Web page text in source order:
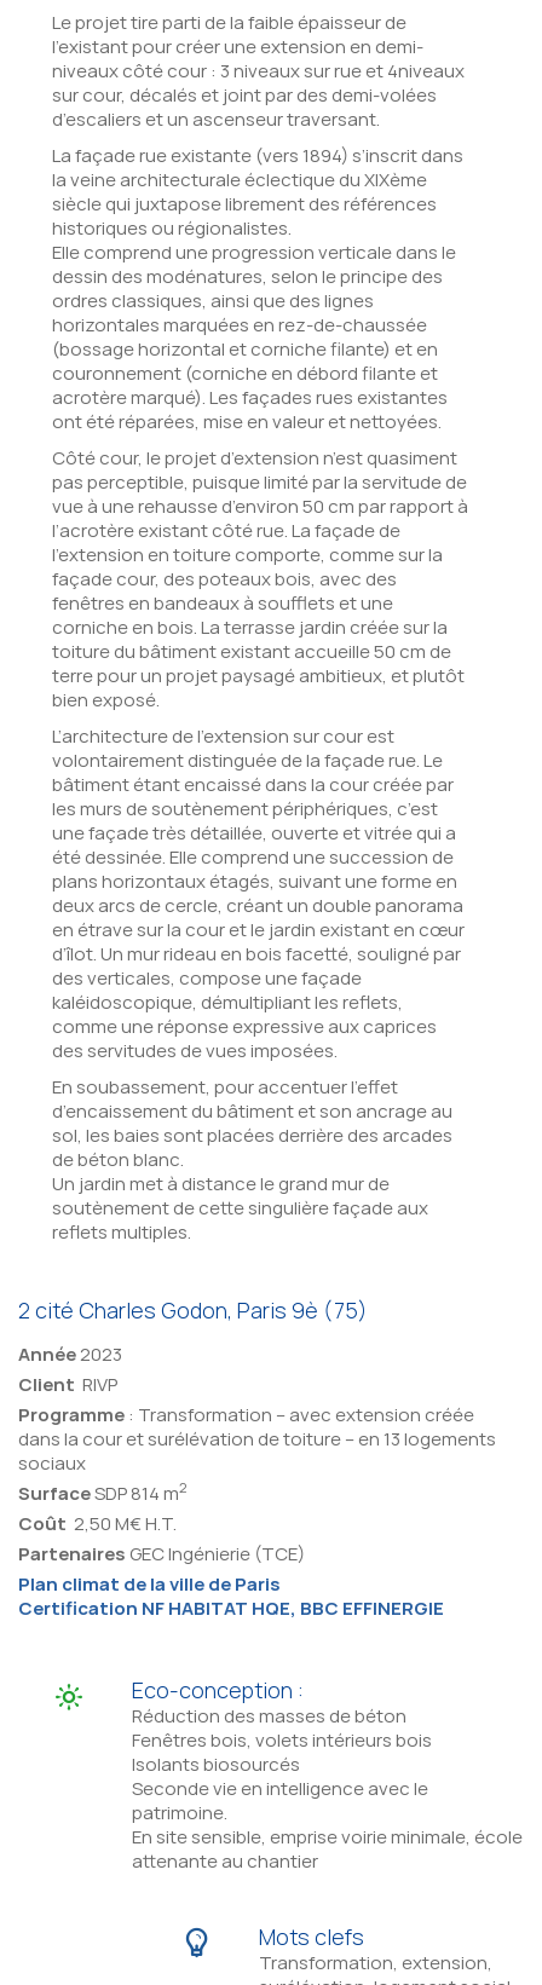
Le projet tire parti de la faible épaisseur de
l’existant pour créer une extension en demi-
niveaux côté cour : 3 niveaux sur rue et 4niveaux
sur cour, décalés et joint par des demi-volées
d’escaliers et un ascenseur traversant.
La façade rue existante (vers 1894) s’inscrit dans
la veine architecturale éclectique du XIXème
siècle qui juxtapose librement des références
historiques ou régionalistes.
Elle comprend une progression verticale dans le
dessin des modénatures, selon le principe des
ordres classiques, ainsi que des lignes
horizontales marquées en rez-de-chaussée
(bossage horizontal et corniche filante) et en
couronnement (corniche en débord filante et
acrotère marqué). Les façades rues existantes
ont été réparées, mise en valeur et nettoyées.
Côté cour, le projet d’extension n’est quasiment
pas perceptible, puisque limité par la servitude de
vue à une rehausse d’environ 50 cm par rapport à
l’acrotère existant côté rue. La façade de
l’extension en toiture comporte, comme sur la
façade cour, des poteaux bois, avec des
fenêtres en bandeaux à soufflets et une
corniche en bois. La terrasse jardin créée sur la
toiture du bâtiment existant accueille 50 cm de
terre pour un projet paysagé ambitieux, et plutôt
bien exposé.
L’architecture de l’extension sur cour est
volontairement distinguée de la façade rue. Le
bâtiment étant encaissé dans la cour créée par
les murs de soutènement périphériques, c’est
une façade très détaillée, ouverte et vitrée qui a
été dessinée. Elle comprend une succession de
plans horizontaux étagés, suivant une forme en
deux arcs de cercle, créant un double panorama
en étrave sur la cour et le jardin existant en cœur
d’îlot. Un mur rideau en bois facetté, souligné par
des verticales, compose une façade
kaléidoscopique, démultipliant les reflets,
comme une réponse expressive aux caprices
des servitudes de vues imposées.
En soubassement, pour accentuer l’effet
d’encaissement du bâtiment et son ancrage au
sol, les baies sont placées derrière des arcades
de béton blanc.
Un jardin met à distance le grand mur de
soutènement de cette singulière façade aux
reflets multiples.
2 cité Charles Godon, Paris 9è (75)
Année2023
Client RIVP
Programme: Transformation – avec extension créée
dans la cour et surélévation de toiture – en 13 logements
sociaux
SurfaceSDP 814 m2
Coût 2,50 M€ H.T.
Partenaires GEC Ingénierie (TCE)
Plan climat de la ville de Paris
Certification NF HABITAT HQE, BBC EFFINERGIE
Eco-conception :
Réduction des masses de béton
Fenêtres bois, volets intérieurs bois
Isolants biosourcés
Seconde vie en intelligence avec le
patrimoine.
En site sensible, emprise voirie minimale, école
attenante au chantier
Mots clefs
Transformation, extension,